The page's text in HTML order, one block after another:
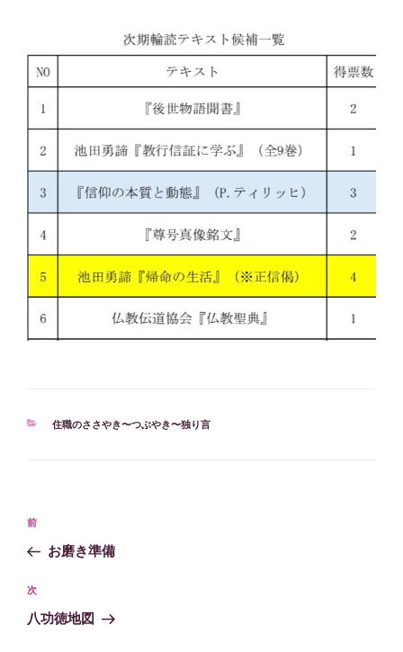
カ
住職のささやき〜つぶやき〜独り言
投
ナ
ビ
ゲ
過
去
投
稿
前
お磨き準備
次
の
次
八功徳地図